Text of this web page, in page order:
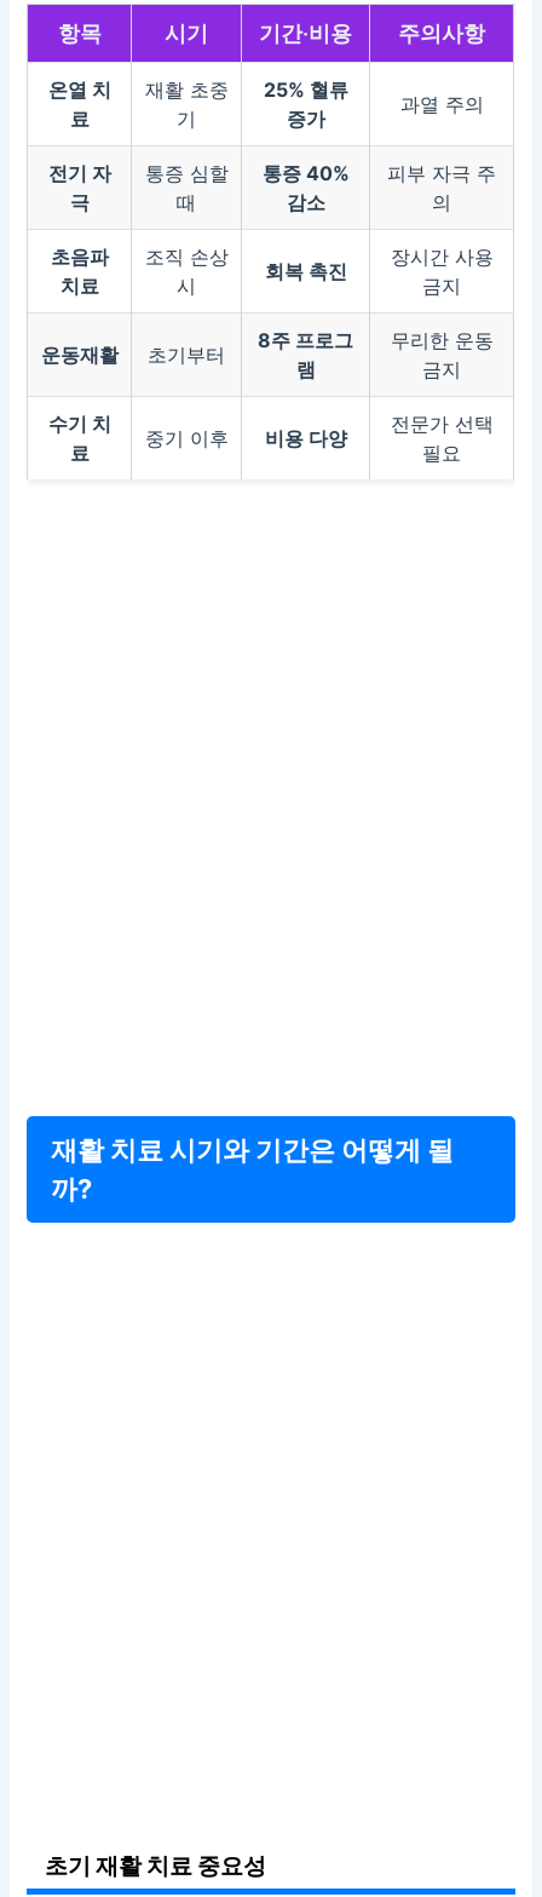
항목 시기 기간·비용 주의사항
온열 치
료
재활 초중
기
25% 혈류
증가
과열 주의
전기 자
극
통증 심할
때
통증 40%
감소
피부 자극 주
의
초음파
치료
조직 손상
시
회복 촉진
장시간 사용
금지
운동재활 초기부터
8주 프로그
램
무리한 운동
금지
수기 치
료
중기 이후 비용 다양
전문가 선택
필요
재활 치료 시기와 기간은 어떻게 될
까?
초기 재활 치료 중요성